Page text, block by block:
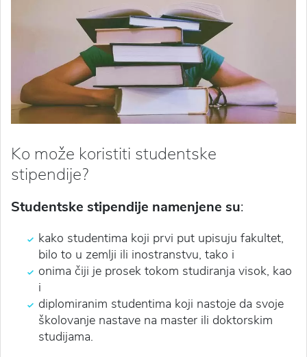
Ko može koristiti studentske
stipendije?
Studentske stipendije namenjene su:
kako studentima koji prvi put upisuju fakultet,
bilo to u zemlji ili inostranstvu, tako i
onima čiji je prosek tokom studiranja visok, kao
i
diplomiranim studentima koji nastoje da svoje
školovanje nastave na master ili doktorskim
studijama.